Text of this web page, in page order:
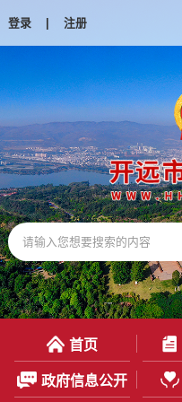
登录 | 注册
首页
政府信息公开